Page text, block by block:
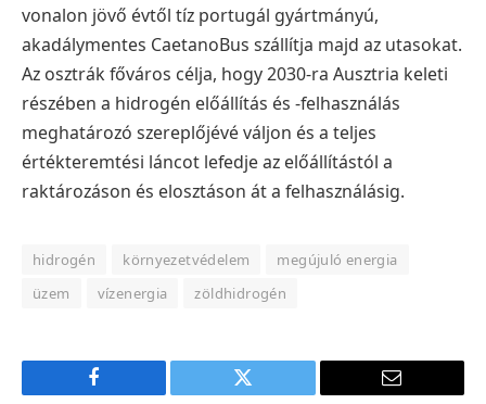
vonalon jövő évtől tíz portugál gyártmányú,
akadálymentes CaetanoBus szállítja majd az utasokat.
Az osztrák főváros célja, hogy 2030-ra Ausztria keleti
részében a hidrogén előállítás és -felhasználás
meghatározó szereplőjévé váljon és a teljes
értékteremtési láncot lefedje az előállítástól a
raktározáson és elosztáson át a felhasználásig.
hidrogén környezetvédelem
megújuló energia
üzem
vízenergia zöldhidrogén
Facebook Twitter
E-